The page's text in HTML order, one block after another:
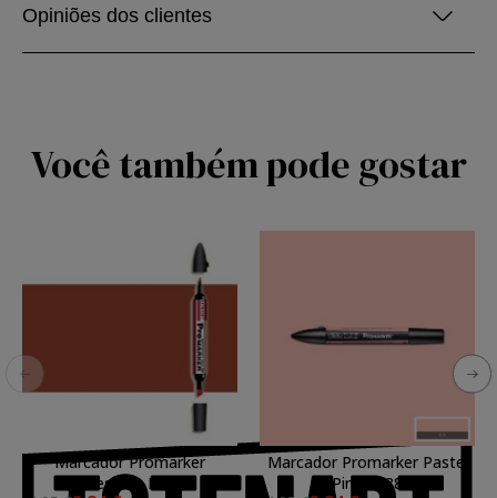
Opiniões dos clientes
Você também pode gostar
Marcador Promarker
Chestnut R934
Marcador Promarker Pastel
Pink R738